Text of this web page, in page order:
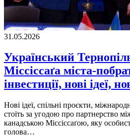
31.05.2026
Український
Міссіссаґа міста-
інвестиції, нові ідеї,
Нові ідеї, спільні проєкти,
стоїть за угодою про партнерство
канадською Міссіссаґою, яку
голова…